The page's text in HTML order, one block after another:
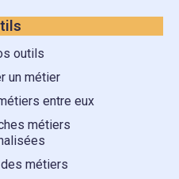
outils
un métier
entre eux
métiers
métiers